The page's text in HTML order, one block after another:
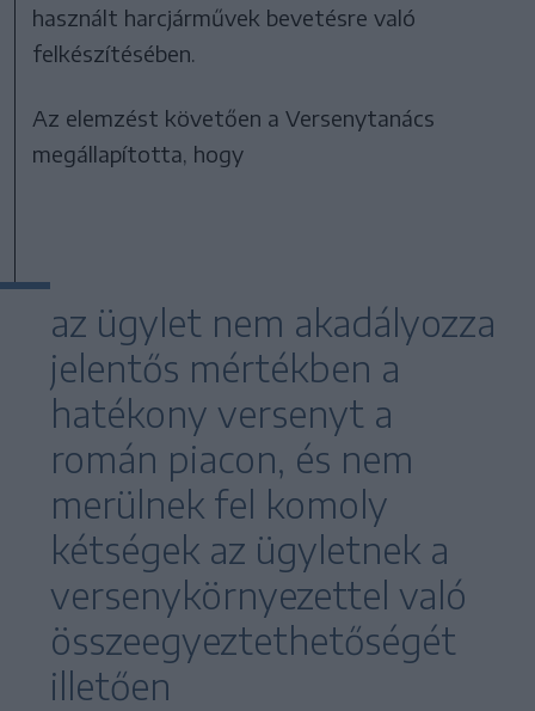
használt harcjárművek bevetésre való
felkészítésében.
Az elemzést követően a Versenytanács
megállapította, hogy
az ügylet nem akadályozza
jelentős mértékben a
hatékony versenyt a
román piacon, és nem
merülnek fel komoly
kétségek az ügyletnek a
versenykörnyezettel való
összeegyeztethetőségét
illetően